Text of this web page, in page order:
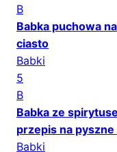
B
Babka puchowa
ciasto
Babki
5
B
Babka ze
przepis na
Babki